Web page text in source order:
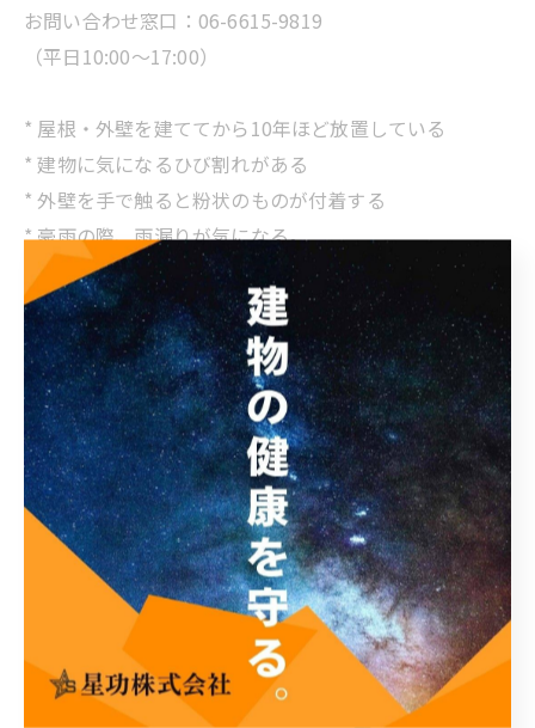
お問い合わせ窓口：06-6615-9819
（平日10:00～17:00）
* 屋根・外壁を建ててから10年ほど放置している
* 建物に気になるひび割れがある
* 外壁を手で触ると粉状のものが付着する
* 豪雨の際、雨漏りが気になる。
* 台風や災害で家の屋根や外壁が傷ついてしまった
* 相談をしたいが、業者の良し悪しがわからない
* 外壁塗装っていくらくらいなの？見積りだけでもいい
のかな？
* 改修工事って具体的にどういうことをするの？
➡ どんなご質問でもお気軽にお問い合わせください！